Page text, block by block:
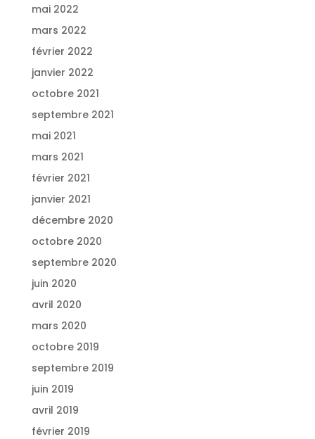
mai 2022
mars 2022
février 2022
janvier 2022
octobre 2021
septembre 2021
mai 2021
mars 2021
février 2021
janvier 2021
décembre 2020
octobre 2020
septembre 2020
juin 2020
avril 2020
mars 2020
octobre 2019
septembre 2019
juin 2019
avril 2019
février 2019